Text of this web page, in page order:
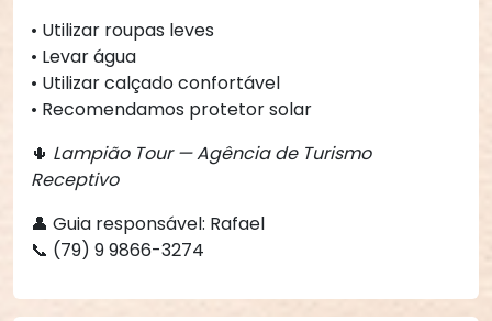
• Utilizar roupas leves
• Levar água
• Utilizar calçado confortável
• Recomendamos protetor solar
🌵 Lampião Tour — Agência de Turismo
Receptivo
👤 Guia responsável: Rafael
📞 (79) 9 9866-3274